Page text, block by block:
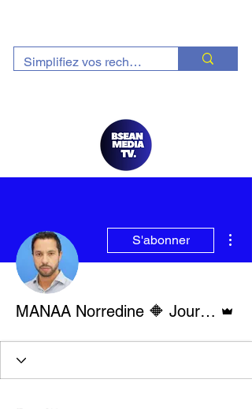
S'abonner
MANAA Norredine 🔶 Journaliste